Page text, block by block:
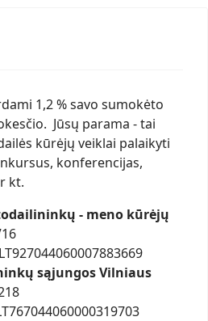
1,2 % savo sumokėto
Jūsų parama - tai
kūrėjų veiklai palaikyti
konferencijas,
kt.
- meno kūrėjų
sąjungos Vilniaus